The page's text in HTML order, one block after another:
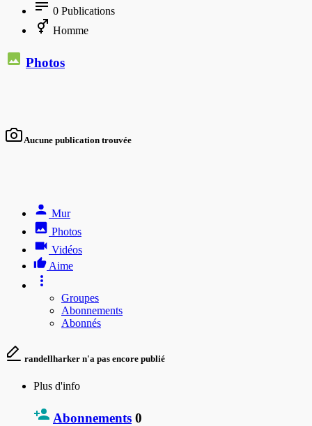
0 Publications
Homme
Photos
Aucune publication trouvée
Mur
Photos
Vidéos
Aime
Groupes
Abonnements
Abonnés
randellharker n'a pas encore publié
Plus d'info
Abonnements 0